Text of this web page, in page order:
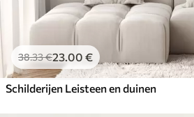
38.33€23.00 €
Schilderijen Leisteen en duinen